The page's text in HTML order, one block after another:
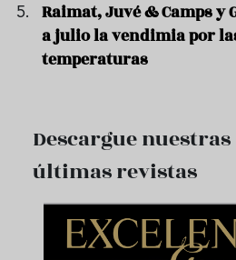
Raimat, Juvé & Camps
a julio la vendimia por
temperaturas
Descargue nuestras
últimas revistas